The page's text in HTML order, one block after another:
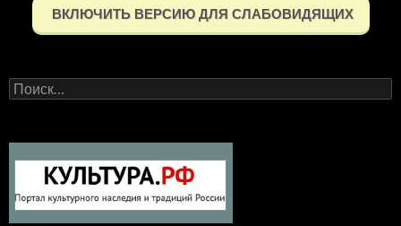
ВКЛЮЧИТЬ ВЕРСИЮ ДЛЯ СЛАБОВИДЯЩИХ
Найти: